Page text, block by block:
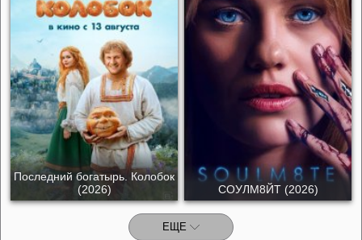
Последний богатырь. Колобок
(2026)
СОУЛМ8ЙТ (2026)
ЕЩЕ